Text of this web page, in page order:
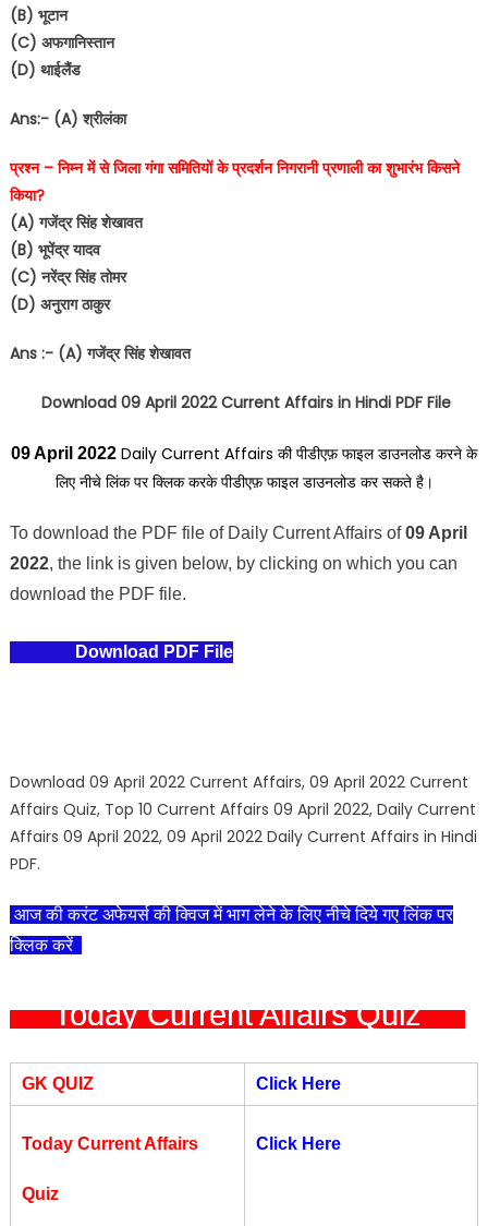
(B) भूटान
(C) अफगानिस्तान
(D) थाईलैंड
Ans:- (A) श्रीलंका
प्रश्न – निम्न में से जिला गंगा समितियों के प्रदर्शन निगरानी प्रणाली का शुभारंभ किसने
किया?
(A) गजेंद्र सिंह शेखावत
(B) भूपेंद्र यादव
(C) नरेंद्र सिंह तोमर
(D) अनुराग ठाकुर
Ans :- (A) गजेंद्र सिंह शेखावत
Download 09 April 2022 Current Affairs in Hindi PDF File
09 April 2022 Daily Current Affairs की पीडीएफ़ फाइल डाउनलोड करने के
लिए नीचे लिंक पर क्लिक करके पीडीएफ़ फाइल डाउनलोड कर सकते है।
To download the PDF file of Daily Current Affairs of09 April
2022, the link is given below, by clicking on which you can
download the PDF file.
Download PDF File
Download 09 April 2022 Current Affairs, 09 April 2022 Current
Affairs Quiz, Top 10 Current Affairs 09 April 2022, Daily Current
Affairs 09 April 2022, 09 April 2022 Daily Current Affairs in Hindi
PDF.
आज की करंट अफेयर्स की क्विज में भाग लेने के लिए नीचे दिये गए लिंक पर
क्लिक करें
Today Current Affairs Quiz
GK QUIZ Click Here
Today Current Affairs
Quiz
Click Here